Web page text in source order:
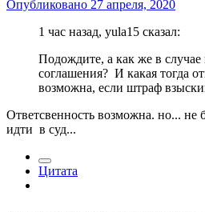
Опубликовано 27 апреля, 2020
1 час назад, yula15 сказал:
Подождите, а как же в
соглашения? И какая тогда
возможна, если штраф
Ответсвенность возможна. но... не
идти в суд...
Цитата